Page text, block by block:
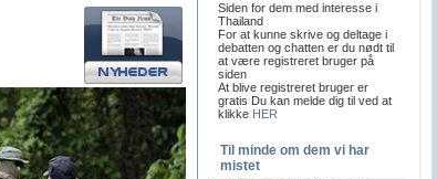
Siden for dem med interesse i
Thailand
For at kunne skrive og deltage i
debatten og chatten er du nødt til
at være registreret bruger på
siden
At blive registreret bruger er
gratis Du kan melde dig til ved at
klikke HER
Til minde om dem vi har
mistet